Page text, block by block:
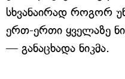
სხვანაირად როგორ
ერთ-ერთი ყველაზე
— განაცხადა ნიკმა.